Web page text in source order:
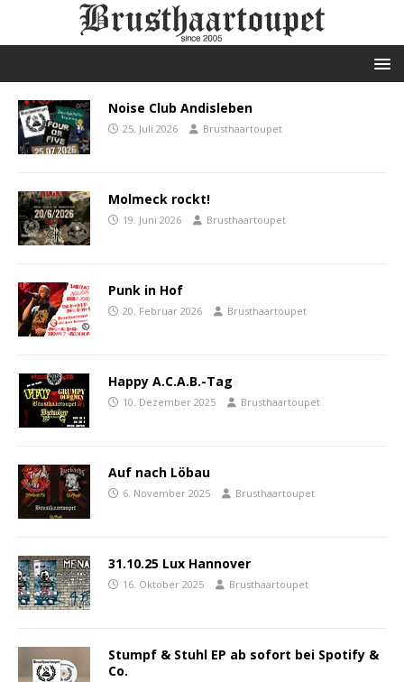
Noise Club Andisleben
25. Juli 2026 Brusthaartoupet
Molmeck rockt!
19. Juni 2026 Brusthaartoupet
Punk in Hof
20. Februar 2026 Brusthaartoupet
Happy A.C.A.B.-Tag
10. Dezember 2025 Brusthaartoupet
Auf nach Löbau
6. November 2025 Brusthaartoupet
31.10.25 Lux Hannover
16. Oktober 2025 Brusthaartoupet
Stumpf & Stuhl EP ab sofort bei Spotify &
Co.